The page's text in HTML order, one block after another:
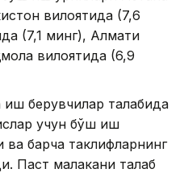
вилоятида (7,6
(7,1 минг), Алмати
вилоятида (6,9
берувчилар талабида
учун бўш иш
ва барча таклифларнинг
Паст малакани талаб